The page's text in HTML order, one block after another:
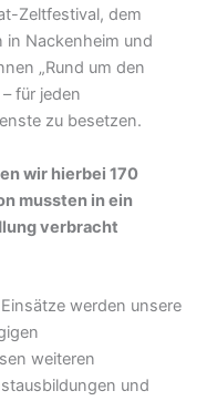
Zeltfestival, dem
in Nackenheim und
„Rund um den
für jeden
zu besetzen.
wir hierbei 170
mussten in ein
verbracht
werden unsere
weiteren
und